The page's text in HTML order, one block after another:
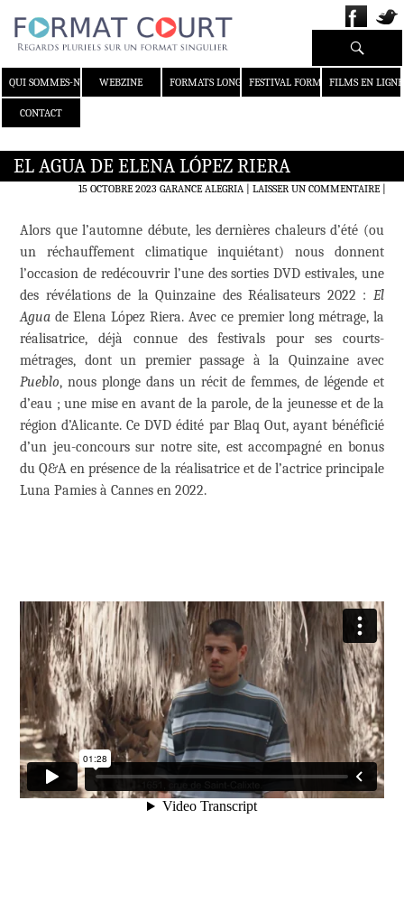
QUI SOMMES-NOUS ?WEBZINE FORMATS LONGS FESTIVAL FORMAT COURT
FILMS EN LIGNE
CONTACT
Recherche
EL AGUA DE ELENA LÓPEZ RIERA
15 OCTOBRE 2023 GARANCE ALEGRIA LAISSER UN COMMENTAIRE|
Alors que l’automne débute, les dernières chaleurs d’été (ou
un réchauffement climatique inquiétant) nous donnent
l’occasion de redécouvrir l’une des sorties DVD estivales, une
des révélations de la Quinzaine des Réalisateurs 2022 : El
Agua de Elena López Riera. Avec ce premier long métrage, la
réalisatrice, déjà connue des festivals pour ses courts-
métrages, dont un premier passage à la Quinzaine avec
Pueblo, nous plonge dans un récit de femmes, de légende et
d’eau ; une mise en avant de la parole, de la jeunesse et de la
région d’Alicante. Ce DVD édité par Blaq Out, ayant bénéficié
d’un jeu-concours sur notre site, est accompagné en bonus
du Q&A en présence de la réalisatrice et de l’actrice principale
Luna Pamies à Cannes en 2022.